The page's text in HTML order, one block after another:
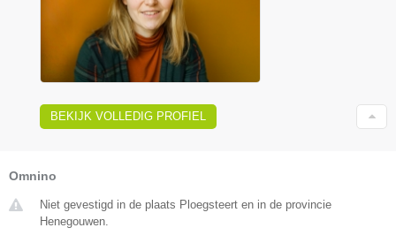
BEKIJK VOLLEDIG PROFIEL
Omnino
Niet gevestigd in de plaats Ploegsteert en in de provincie
Henegouwen.